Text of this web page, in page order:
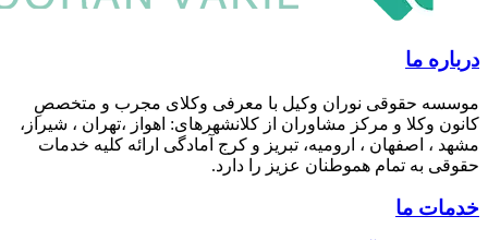
ما
حقوقی نوران وکیل با معرفی وکلای مجرب و متخصصِ
و مرکز مشاوران از کلانشهرهای: اهواز ،تهران ، شیراز،
اصفهان ، ارومیه، تبریز و کرج آمادگی ارائه کلیه خدمات
تمام هموطنان عزیز را دارد.
ما